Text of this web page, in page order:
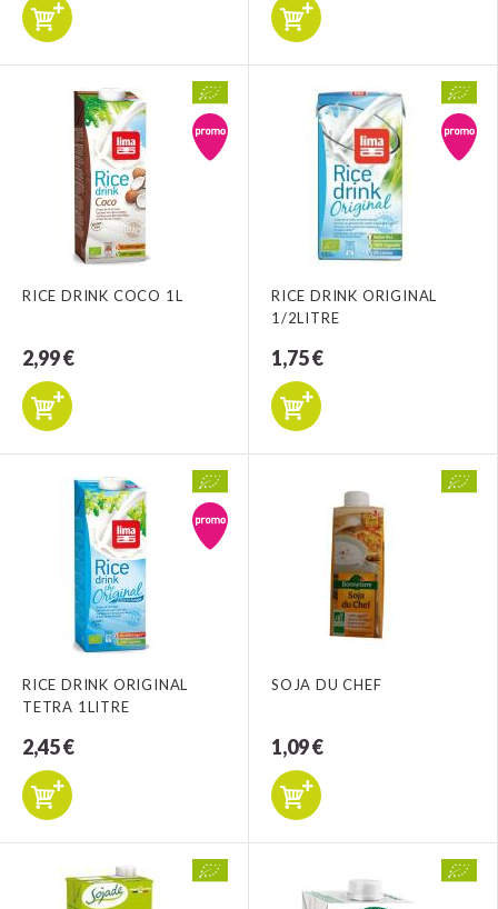
RICE DRINK COCO 1L
2,99 €
RICE DRINK ORIGINAL
1/2LITRE
1,75 €
RICE DRINK ORIGINAL
TETRA 1LITRE
2,45 €
SOJA DU CHEF
1,09 €